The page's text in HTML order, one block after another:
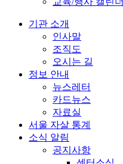
기관 소개
인사말
조직도
오시는 길
정보 안내
뉴스레터
카드뉴스
자료실
서울 자살 통계
소식 알림
공지사항